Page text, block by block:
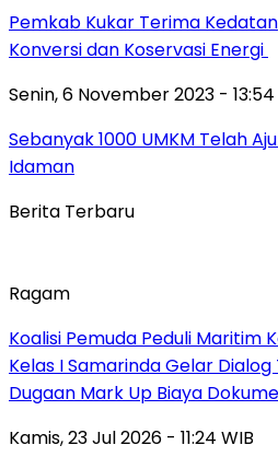
Pemkab Kukar Terima
Konversi dan Koservasi Energi
Senin, 6 November 2023 - 13:54
Sebanyak 1000 UMKM Telah
Idaman
Berita Terbaru
Ragam
Koalisi Pemuda Peduli Maritim
Kelas I Samarinda Gelar
Dugaan Mark Up Biaya
Kamis, 23 Jul 2026 - 11:24 WIB